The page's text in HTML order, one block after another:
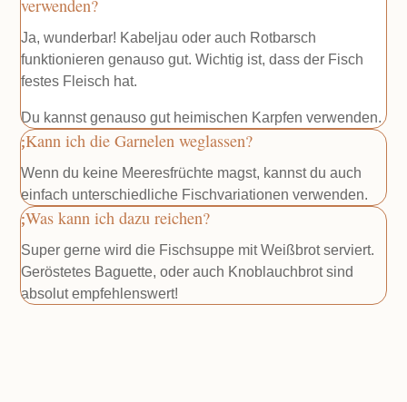
verwenden?
Ja, wunderbar! Kabeljau oder auch Rotbarsch
funktionieren genauso gut. Wichtig ist, dass der Fisch
festes Fleisch hat.
Du kannst genauso gut heimischen Karpfen verwenden.
Kann ich die Garnelen weglassen?
Wenn du keine Meeresfrüchte magst, kannst du auch
einfach unterschiedliche Fischvariationen verwenden.
Was kann ich dazu reichen?
Super gerne wird die Fischsuppe mit Weißbrot serviert.
Geröstetes Baguette, oder auch Knoblauchbrot sind
absolut empfehlenswert!